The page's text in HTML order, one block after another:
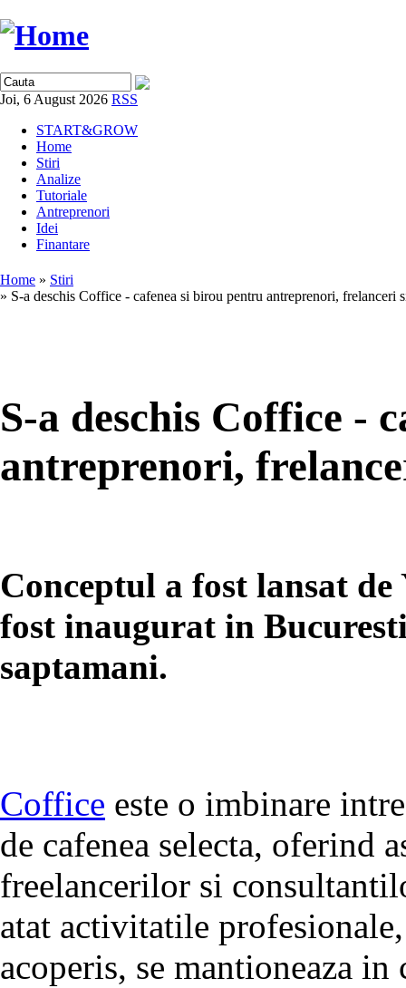
Joi, 6 August 2026 RSS
START&GROW
Home
Stiri
Analize
Tutoriale
Antreprenori
Idei
Finantare
Home » Stiri
» S-a deschis Coffice - cafenea si birou pentru antreprenori, frelanceri
S-a deschis Coffice -
antreprenori,
Conceptul a fost lansat
fost inaugurat in
saptamani.
Coffice este o imbinare
de cafenea selecta, oferind
freelancerilor si
atat activitatile
acoperis, se mantioneaza